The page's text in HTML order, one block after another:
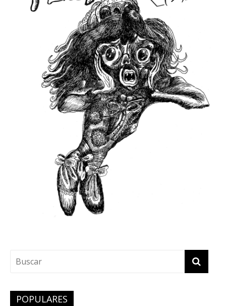
POPULARES